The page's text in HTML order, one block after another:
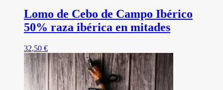
Lomo de Cebo de Campo Ibérico
50% raza ibérica en mitades
32,50 €